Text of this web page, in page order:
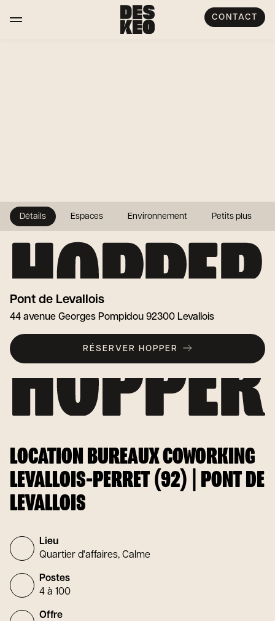
CONTACT
Pont de Levallois
44 avenue Georges Pompidou 92300 Levallois
RÉSERVER HOPPER
Détails Espaces Environnement Petits plus
LOCATION BUREAUX COWORKING
LEVALLOIS-PERRET (92) | PONT DE
LEVALLOIS
Lieu
Quartier d'affaires, Calme
Postes
4 à 100
Offre